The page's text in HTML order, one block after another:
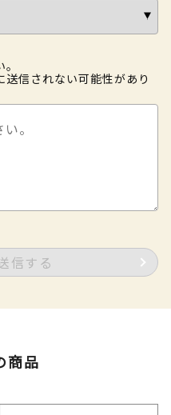
送信されない可能性があり
信する
商品